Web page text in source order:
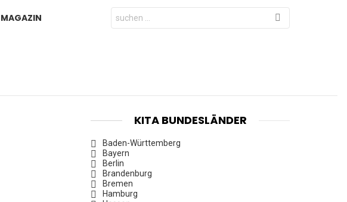
Search
for:
KITA BUNDESLÄNDER
Baden-Württemberg
Bayern
Berlin
Brandenburg
Bremen
Hamburg